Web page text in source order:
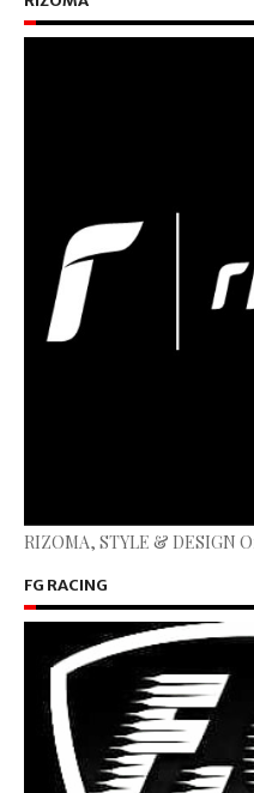
RIZOMA, STYLE & DESIGN
FG RACING